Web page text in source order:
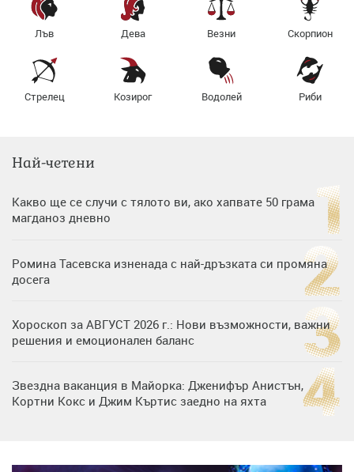
Лъв Дева Везни Скорпион
Стрелец Козирог Водолей Риби
Най-четени
Какво ще се случи с тялото ви, ако хапвате 50 грама
магданоз дневно
Ромина Тасевска изненада с най-дръзката си промяна
досега
Хороскоп за АВГУСТ 2026 г.: Нови възможности, важни
решения и емоционален баланс
Звездна ваканция в Майорка: Дженифър Анистън,
Кортни Кокс и Джим Къртис заедно на яхта
Братя Аргирови я изненадаха с песен